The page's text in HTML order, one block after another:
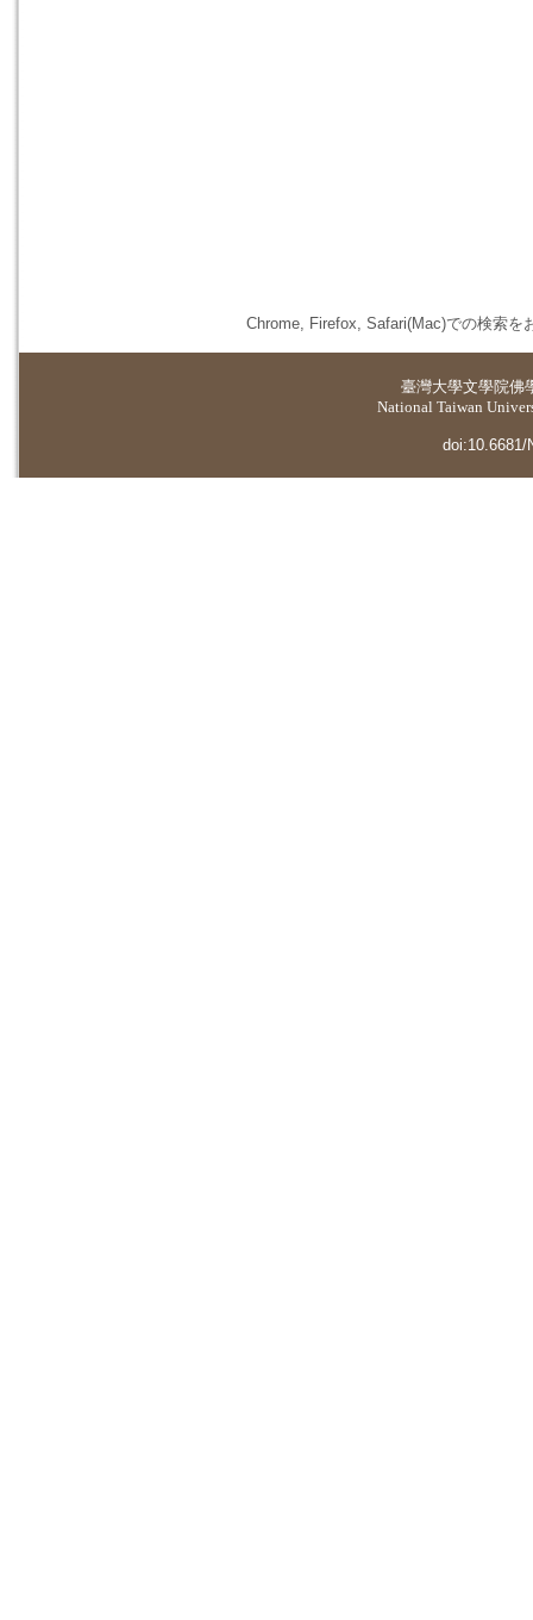
Chrome, Firefox, Safari(Mac)での検索を
臺灣大學文學院佛
National Taiwan
doi:10.6681/